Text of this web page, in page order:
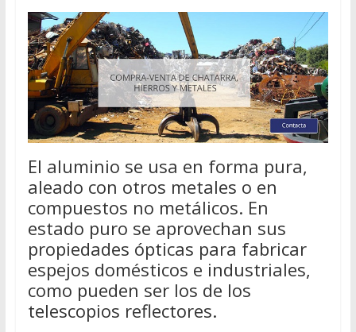
El aluminio se usa en forma pura,
aleado con otros metales o en
compuestos no metálicos. En
estado puro se aprovechan sus
propiedades ópticas para fabricar
espejos domésticos e industriales,
como pueden ser los de los
telescopios reflectores.